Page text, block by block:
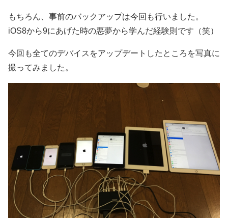
もちろん、事前のバックアップは今回も行いました。
iOS8から9にあげた時の悪夢から学んだ経験則です（笑）
今回も全てのデバイスをアップデートしたところを写真に
撮ってみました。